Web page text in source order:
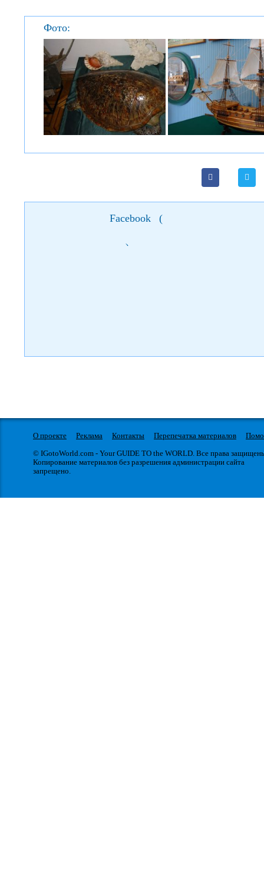
Фото:
Facebook (
)
О проекте Реклама Контакты Перепечатка материалов
© IGotoWorld.com - Your GUIDE TO the WORLD. Все права
Копирование материалов без разрешения администрации сайта
запрещено.